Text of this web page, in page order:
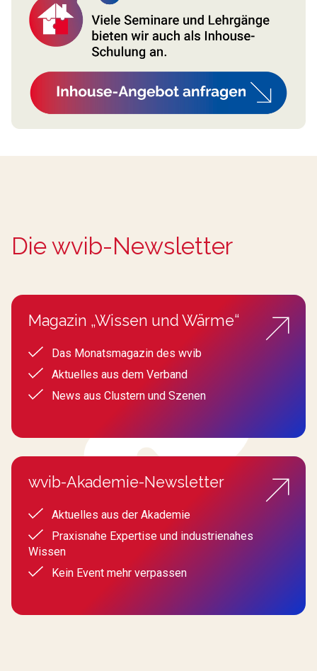
Die wvib-Newsletter
Magazin „Wissen und Wärme“
Das Monatsmagazin des wvib
Aktuelles aus dem Verband
News aus Clustern und Szenen
wvib-Akademie-Newsletter
Aktuelles aus der Akademie
Praxisnahe Expertise und industrienahes
Wissen
Kein Event mehr verpassen